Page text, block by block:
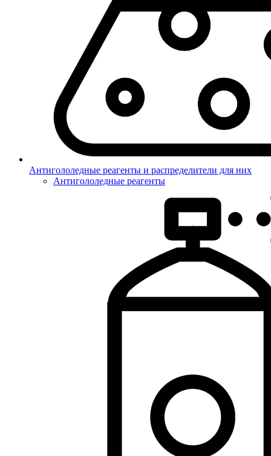
Антигололедные реагенты и распределители для них
Антигололедные реагенты